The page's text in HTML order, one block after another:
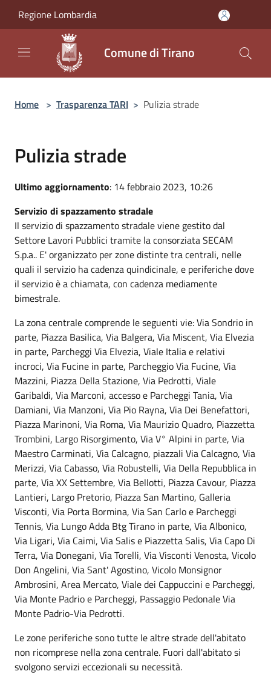
Regione Lombardia
Comune di Tirano
Home > Trasparenza TARI > Pulizia strade
Pulizia strade
Ultimo aggiornamento: 14 febbraio 2023, 10:26
Servizio di spazzamento stradale
Il servizio di spazzamento stradale viene gestito dal
Settore Lavori Pubblici tramite la consorziata SECAM
S.p.a.. E' organizzato per zone distinte tra centrali, nelle
quali il servizio ha cadenza quindicinale, e periferiche dove
il servizio è a chiamata, con cadenza mediamente
bimestrale.
La zona centrale comprende le seguenti vie: Via Sondrio in
parte, Piazza Basilica, Via Balgera, Via Miscent, Via Elvezia
in parte, Parcheggi Via Elvezia, Viale Italia e relativi
incroci, Via Fucine in parte, Parcheggio Via Fucine, Via
Mazzini, Piazza Della Stazione, Via Pedrotti, Viale
Garibaldi, Via Marconi, accesso e Parcheggi Tania, Via
Damiani, Via Manzoni, Via Pio Rayna, Via Dei Benefattori,
Piazza Marinoni, Via Roma, Via Maurizio Quadro, Piazzetta
Trombini, Largo Risorgimento, Via V° Alpini in parte, Via
Maestro Carminati, Via Calcagno, piazzali Via Calcagno, Via
Merizzi, Via Cabasso, Via Robustelli, Via Della Repubblica in
parte, Via XX Settembre, Via Bellotti, Piazza Cavour, Piazza
Lantieri, Largo Pretorio, Piazza San Martino, Galleria
Visconti, Via Porta Bormina, Via San Carlo e Parcheggi
Tennis, Via Lungo Adda Btg Tirano in parte, Via Albonico,
Via Ligari, Via Caimi, Via Salis e Piazzetta Salis, Via Capo Di
Terra, Via Donegani, Via Torelli, Via Visconti Venosta, Vicolo
Don Angelini, Via Sant' Agostino, Vicolo Monsignor
Ambrosini, Area Mercato, Viale dei Cappuccini e Parcheggi,
Via Monte Padrio e Parcheggi, Passaggio Pedonale Via
Monte Padrio-Via Pedrotti.
Le zone periferiche sono tutte le altre strade dell'abitato
non ricomprese nella zona centrale. Fuori dall'abitato si
svolgono servizi eccezionali su necessità.